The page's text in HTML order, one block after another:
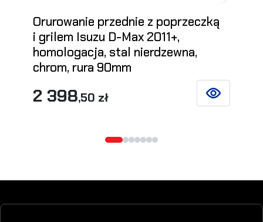
Orurowanie przednie z poprzeczką
i grilem Isuzu D-Max 2011+,
homologacja, stal nierdzewna,
chrom, rura 90mm
2 398,50 zł ZOBACZ